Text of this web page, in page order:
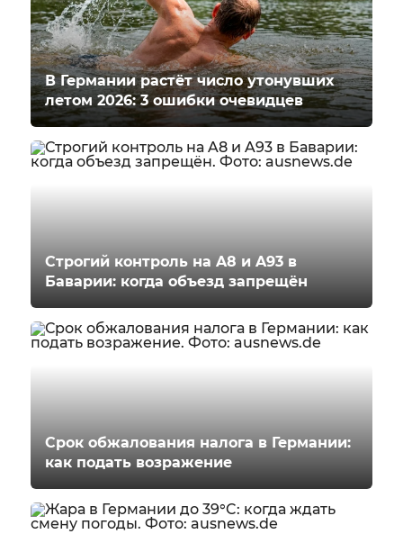
В Германии растёт число утонувших
летом 2026: 3 ошибки очевидцев
Строгий контроль на A8 и A93 в
Баварии: когда объезд запрещён
Срок обжалования налога в Германии:
как подать возражение